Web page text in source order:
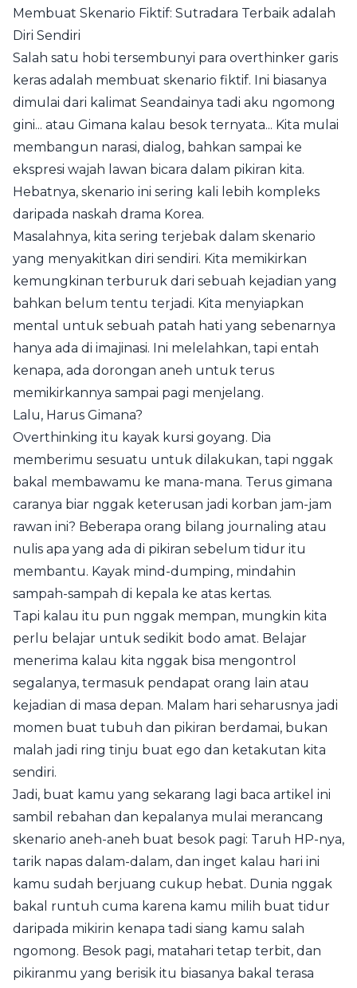
Membuat Skenario Fiktif: Sutradara Terbaik adalah
Diri Sendiri
Salah satu hobi tersembunyi para overthinker garis
keras adalah membuat skenario fiktif. Ini biasanya
dimulai dari kalimat Seandainya tadi aku ngomong
gini... atau Gimana kalau besok ternyata... Kita mulai
membangun narasi, dialog, bahkan sampai ke
ekspresi wajah lawan bicara dalam pikiran kita.
Hebatnya, skenario ini sering kali lebih kompleks
daripada naskah drama Korea.
Masalahnya, kita sering terjebak dalam skenario
yang menyakitkan diri sendiri. Kita memikirkan
kemungkinan terburuk dari sebuah kejadian yang
bahkan belum tentu terjadi. Kita menyiapkan
mental untuk sebuah patah hati yang sebenarnya
hanya ada di imajinasi. Ini melelahkan, tapi entah
kenapa, ada dorongan aneh untuk terus
memikirkannya sampai pagi menjelang.
Lalu, Harus Gimana?
Overthinking itu kayak kursi goyang. Dia
memberimu sesuatu untuk dilakukan, tapi nggak
bakal membawamu ke mana-mana. Terus gimana
caranya biar nggak keterusan jadi korban jam-jam
rawan ini? Beberapa orang bilang journaling atau
nulis apa yang ada di pikiran sebelum tidur itu
membantu. Kayak mind-dumping, mindahin
sampah-sampah di kepala ke atas kertas.
Tapi kalau itu pun nggak mempan, mungkin kita
perlu belajar untuk sedikit bodo amat. Belajar
menerima kalau kita nggak bisa mengontrol
segalanya, termasuk pendapat orang lain atau
kejadian di masa depan. Malam hari seharusnya jadi
momen buat tubuh dan pikiran berdamai, bukan
malah jadi ring tinju buat ego dan ketakutan kita
sendiri.
Jadi, buat kamu yang sekarang lagi baca artikel ini
sambil rebahan dan kepalanya mulai merancang
skenario aneh-aneh buat besok pagi: Taruh HP-nya,
tarik napas dalam-dalam, dan inget kalau hari ini
kamu sudah berjuang cukup hebat. Dunia nggak
bakal runtuh cuma karena kamu milih buat tidur
daripada mikirin kenapa tadi siang kamu salah
ngomong. Besok pagi, matahari tetap terbit, dan
pikiranmu yang berisik itu biasanya bakal terasa